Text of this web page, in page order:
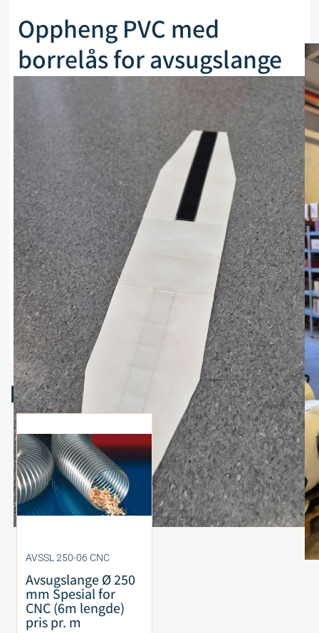
Oppheng PVC med
borrelås for avsugslange
Ø200-300 mm
1 390,00 eks. mva
På lager
Legg i handlekurv
Sammenlign
Legg i ønskeliste
Beskrivelse
Spesifikasjoner
Relaterte produkter
AVSSL 250-06 CNC
Avsugslange Ø 250
mm Spesial for
CNC (6m lengde)
pris pr. m